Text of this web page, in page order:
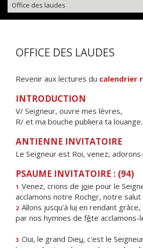
Office des laudes
OFFICE DES LAUDES
Revenir aux lectures du calendrier
INTRODUCTION
V/ Seigneur, ouvre mes lèvres,
R/ et ma bouche publiera ta louange.
ANTIENNE INVITATOIRE
Le Seigneur est Roi, venez,
PSAUME INVITATOIRE : (94)
1 Venez, crions de joie pour le
acclamons notre Rocher, notre salut
2 Allons jusqu'à lui en rendant grâce,
par nos hymnes de fête acclamons-
3 Oui, le grand Dieu, c'est le